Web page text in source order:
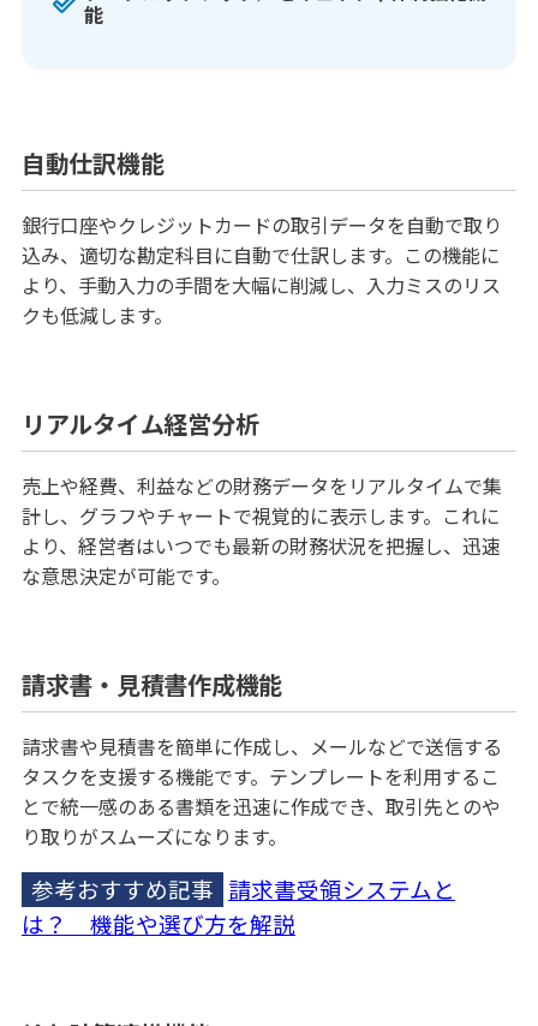
能
自動仕訳機能
銀行口座やクレジットカードの取引データを自動で取り
込み、適切な勘定科目に自動で仕訳します。この機能に
より、手動入力の手間を大幅に削減し、入力ミスのリス
クも低減します。
リアルタイム経営分析
売上や経費、利益などの財務データをリアルタイムで集
計し、グラフやチャートで視覚的に表示します。これに
より、経営者はいつでも最新の財務状況を把握し、迅速
な意思決定が可能です。
請求書・見積書作成機能
請求書や見積書を簡単に作成し、メールなどで送信する
タスクを支援する機能です。テンプレートを利用するこ
とで統一感のある書類を迅速に作成でき、取引先とのや
り取りがスムーズになります。
参考おすすめ記事 請求書受領システムと
は？ 機能や選び方を解説